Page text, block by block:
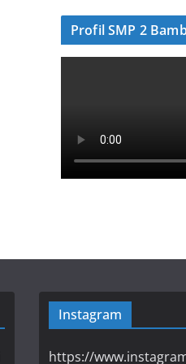
Profil SMP 2
Instagram
https://